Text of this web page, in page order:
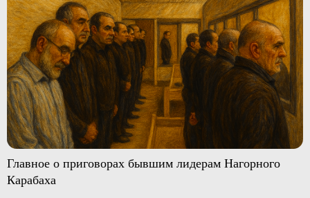
Главное о приговорах бывшим лидерам Нагорного
Карабаха